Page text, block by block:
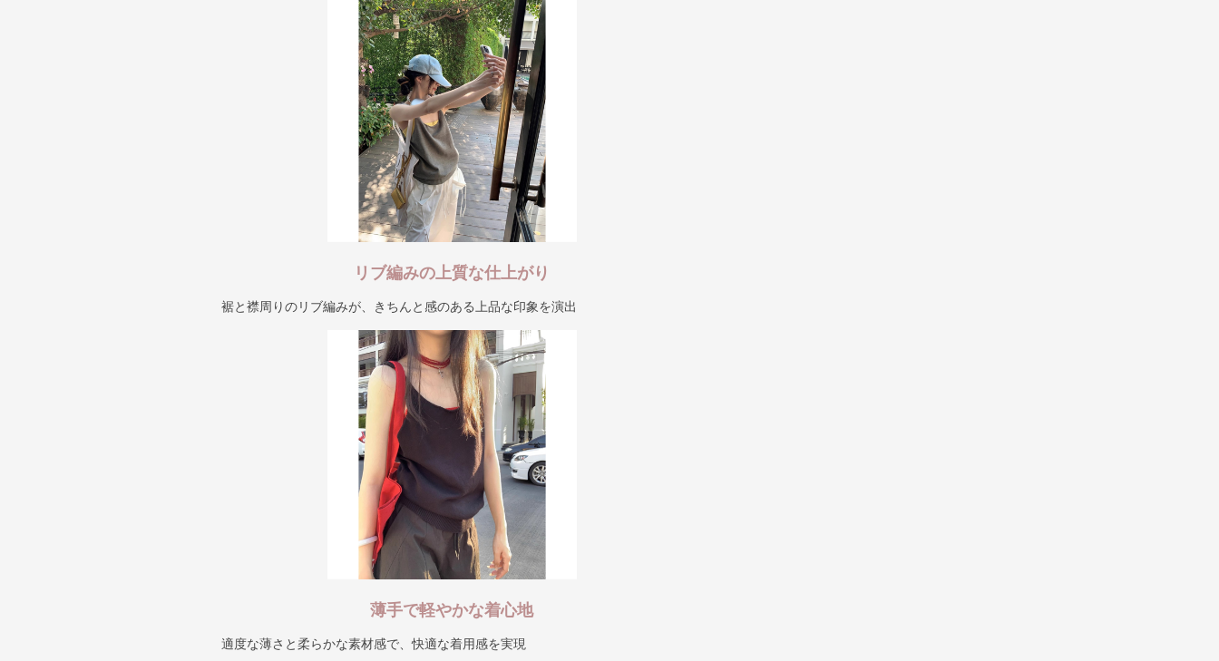
リブ編みの上質な仕上がり
裾と襟周りのリブ編みが、きちんと感のある上品な印象を演出
薄手で軽やかな着心地
適度な薄さと柔らかな素材感で、快適な着用感を実現